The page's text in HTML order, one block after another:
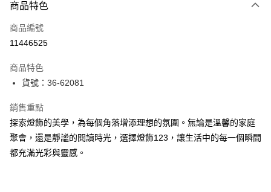
信用卡一次付款
LINE Pay
街口支付
悠遊付
Google Pay
全盈+PAY
商品特色
商品編號
11446525
商品特色
貨號：36-62081
銷售重點
探索燈飾的美學，為每個角落增添理想的氛圍。無論是溫馨的家庭
聚會，還是靜謐的閱讀時光，選擇燈飾123，讓生活中的每一個瞬間
都充滿光彩與靈感。